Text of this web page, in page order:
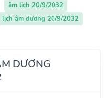
âm lịch 20/9/2032
lịch âm dương 20/9/2032
DƯƠNG